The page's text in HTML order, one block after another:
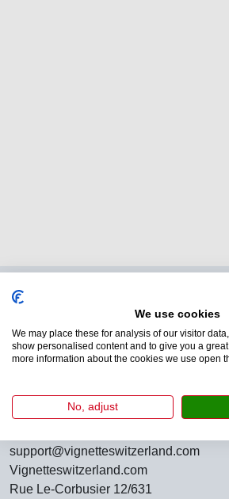
Kom i kontakt
customer support staff will respond in
Benyt ovenstående kontaktformular til
mail.
support@vignetteswitzerland.com
Vignetteswitzerland.com
Rue Le-Corbusier 12/631
We use cookies
We may place these for analysis of our visitor
show personalised content and to give you a
more information about the cookies we use open
No, adjust